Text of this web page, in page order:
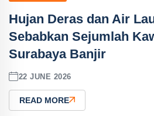
Hujan Deras dan Air
Sebabkan Sejumlah
Surabaya Banjir
22 JUNE 2026
READ MORE